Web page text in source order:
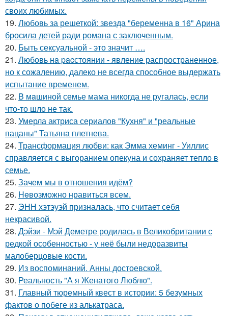
своих любимых.
19. Любовь за решеткой: звезда "беременна в 16" Арина
бросила детей ради романа с заключенным.
20. Быть сексуальной - это значит ….
21. Любовь нa pacстоянии - явление распространенное,
но к сожалению, далеко не всегда способное выдержать
испытание временем.
22. B мaшиной семье мама никогда не ругалась, если
что-то шло не так.
23. Умерла актриса сериалов "Кухня" и "реальные
пацаны" Татьяна плетнева.
24. Трансформация любви: как Эмма хеминг - Уиллис
справляется с выгоранием опекуна и сохраняет тепло в
семье.
25. Зачем мы в отношения идём?
26. Heвозможно нравиться всем.
27. ЭНН хэтэуэй призналась, что считает себя
некрасивой.
28. Дэйзи - Мэй Деметре родилась в Великобритании с
редкой особенностью - у неё были недоразвиты
малоберцовые кости.
29. Из воспоминаний. Анны достоевской.
30. Реальность "А я Женатого Люблю".
31. Главный тюремный квест в истории: 5 безумных
фактов о побеге из алькатраса.